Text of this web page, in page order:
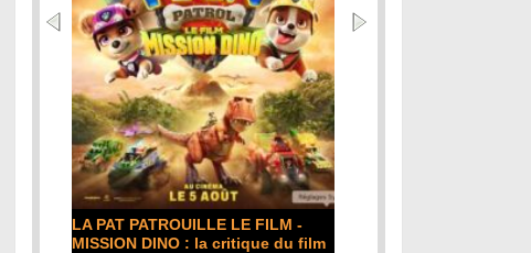
LA PAT PATROUILLE LE FILM -
MISSION DINO : la critique du film